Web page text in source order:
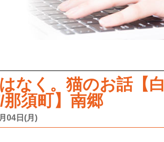
なく。猫のお話【白
須町】南郷
04日(月)